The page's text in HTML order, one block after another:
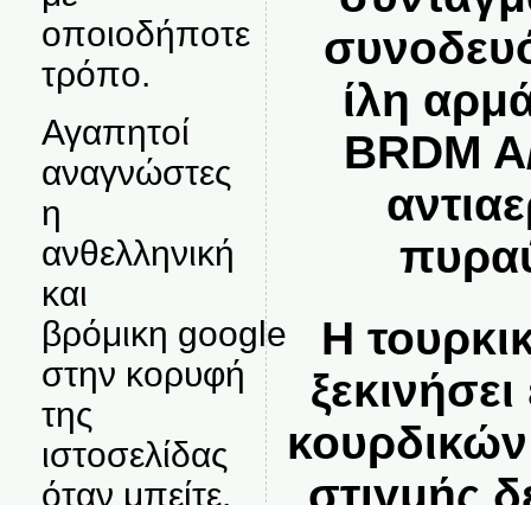
οποιοδήποτε
τρόπο.
Αγαπητοί
αναγνώστες
η
ανθελληνική
και
βρόμικη google
στην κορυφή
της
ιστοσελίδας
όταν μπείτε,
ίλη
BRDM
Η